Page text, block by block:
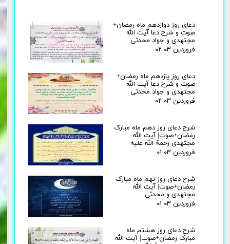
دعای روز دوازدهم ماه رمضان+
صوت و شرح دعا آیت الله
مجتهدی و جواد محدثی
۰۲ فروردین ۰۳
دعای روز یازدهم ماه رمضان+
صوت و شرح دعا آیت الله
مجتهدی و جواد محدثی
۰۲ فروردین ۰۳
شرح دعای روز دهم ماه مبارک
رمضان+صوت| آیت الله
مجتهدی رحمة الله علیه
۰۱ فروردین ۰۳
شرح دعای روز نهم ماه مبارک
رمضان+صوت| آیت الله
مجتهدی و محدثی
۰۱ فروردین ۰۳
شرح دعای روز هشتم ماه
مبارک رمضان+صوت| آیت الله